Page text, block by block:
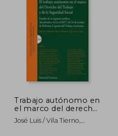
40%
dcto.
Trabajo autónomo en
el marco del derecho
del trabajo y de la
Seguridad Social, E
José Luis / Vila Tierno,